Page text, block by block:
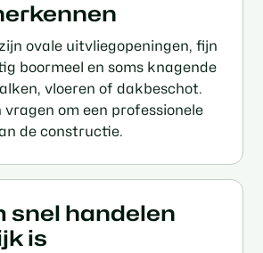
ovale uitvliegopeningen, fijn
boormeel en soms knagende
vloeren of dakbeschot.
vragen om een professionele
de constructie.
snel handelen
is